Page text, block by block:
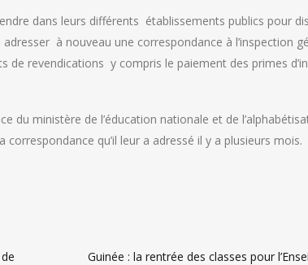
dans leurs différents établissements publics pour
à nouveau une correspondance à l’inspection
de revendications y compris le paiement des primes
du ministère de l’éducation nationale et de
qu’il leur a adressé il y a plusieurs mois.
Guinée : la rentrée des classes pour